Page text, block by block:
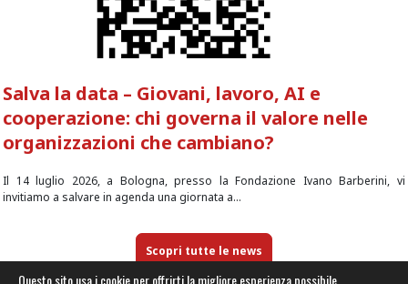
Salva la data – Giovani, lavoro, AI e
cooperazione: chi governa il valore nelle
organizzazioni che cambiano?
Il 14 luglio 2026, a Bologna, presso la Fondazione Ivano Barberini, vi
invitiamo a salvare in agenda una giornata a...
Scopri tutte le news
Questo sito usa i cookie per offrirti la migliore esperienza possibile.